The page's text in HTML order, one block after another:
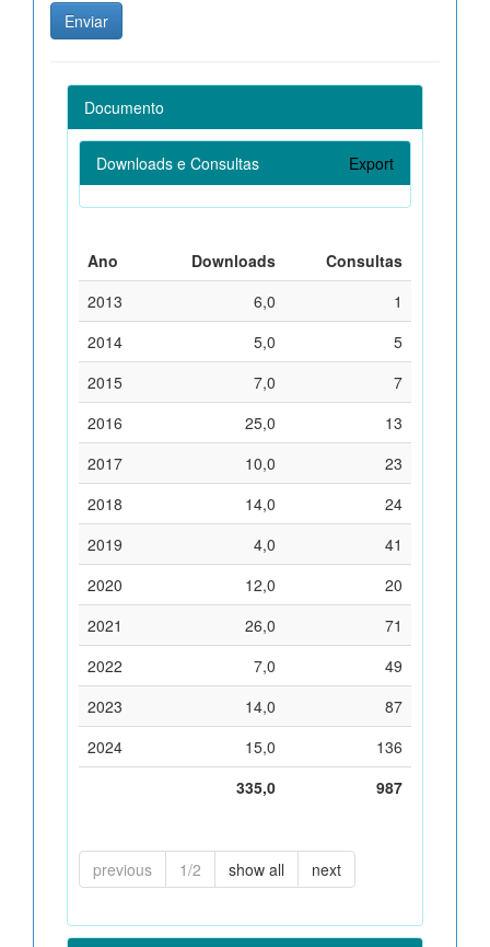
Documento
Downloads e Consultas Export
Ano Downloads
Consultas
2013
6,0
1
2014
5,0
5
2015
7,0
7
2016
25,0
13
2017
10,0
23
2018
14,0
24
2019
4,0
41
2020
12,0
20
2021
26,0
71
2022
7,0
49
2023
14,0
87
2024
15,0
136
335,0
987
previous 1/2 show all next